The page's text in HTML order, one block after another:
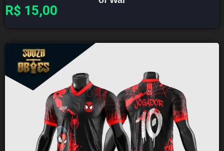
R$ 15,00